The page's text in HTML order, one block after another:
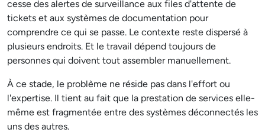
cesse des alertes de surveillance aux files d'attente de
tickets et aux systèmes de documentation pour
comprendre ce qui se passe. Le contexte reste dispersé à
plusieurs endroits. Et le travail dépend toujours de
personnes qui doivent tout assembler manuellement.
À ce stade, le problème ne réside pas dans l'effort ou
l'expertise. Il tient au fait que la prestation de services elle-
même est fragmentée entre des systèmes déconnectés les
uns des autres.